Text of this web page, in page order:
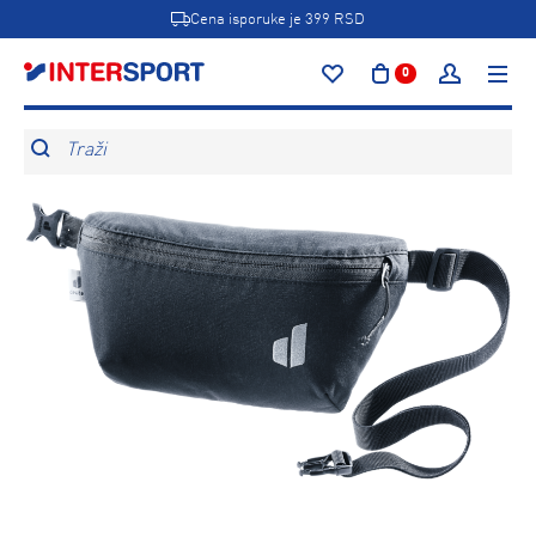
Cena isporuke je 399 RSD
0
Traži